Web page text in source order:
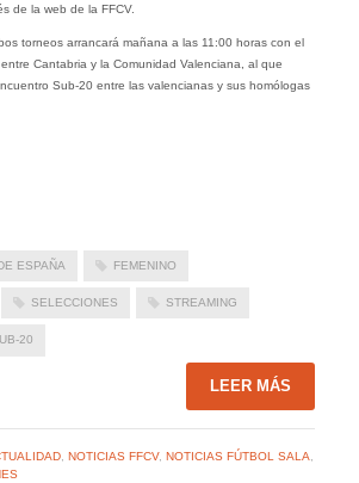
de la web de la FFCV.
torneos arrancará mañana a las 11:00 horas con el
Cantabria y la Comunidad Valenciana, al que
Sub-20 entre las valencianas y sus homólogas
ESPAÑA FEMENINO
SELECCIONES STREAMING
20
LEER MÁS
, NOTICIAS FFCV, NOTICIAS FÚTBOL SALA